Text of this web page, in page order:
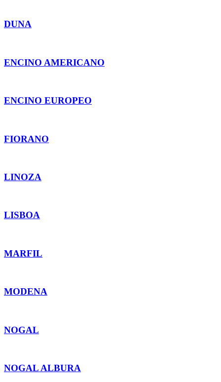
DUNA
ENCINO AMERICANO
ENCINO EUROPEO
FIORANO
LINOZA
LISBOA
MARFIL
MODENA
NOGAL
NOGAL ALBURA